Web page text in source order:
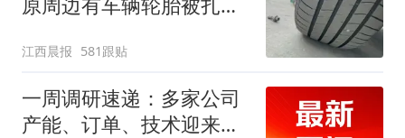
元，官方发布情况通报
江西晨报 581跟贴
一周调研速递：多家公司
产能、订单、技术迎来突